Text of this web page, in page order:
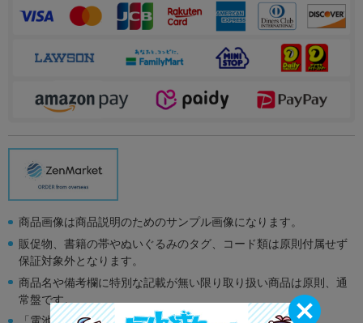
商品画像は商品説明のためのサンプル画像になります。
販促物、書籍の帯やぬいぐるみのタグ、コード類は原則付属せず
保証対象外となります。
商品名や備考欄に特別な記載が無い限り取り扱い商品は原則、通
常盤です。
「電池」は原則として保証対象外となります。